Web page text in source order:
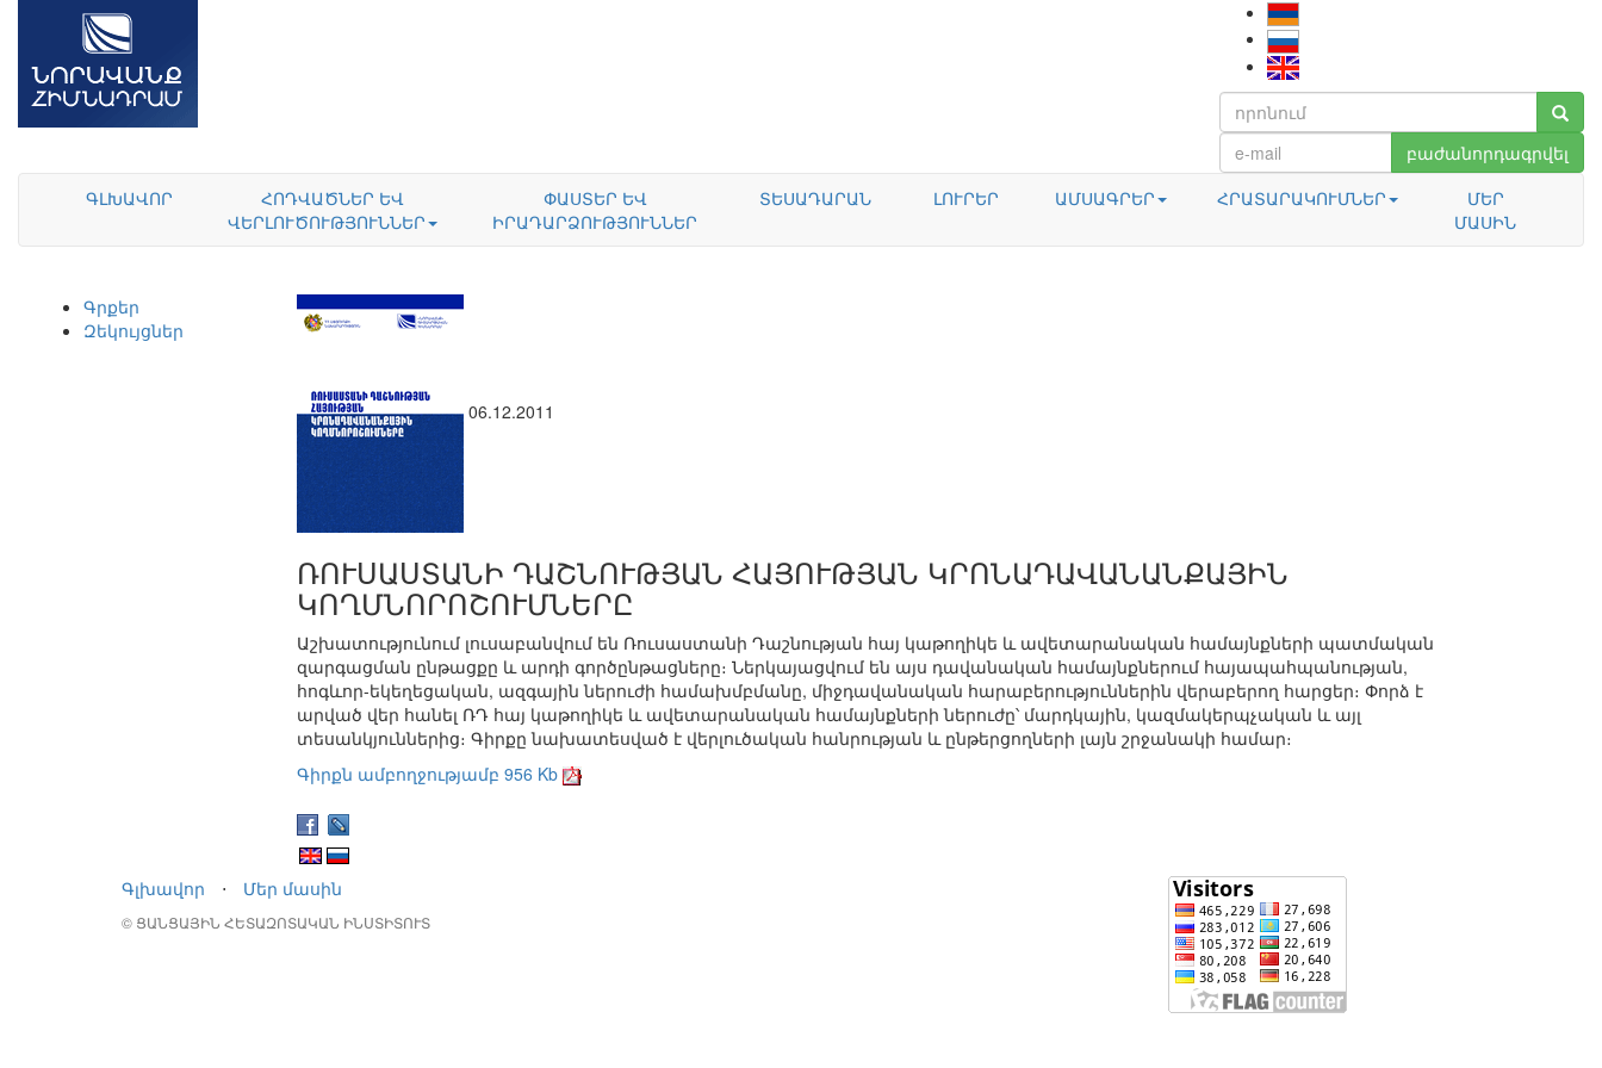
բաժանորդագրվել
ԳԼԽԱՎՈՐ
ՀՈԴՎԱԾՆԵՐ ԵՎ
ՎԵՐԼՈՒԾՈՒԹՅՈՒՆՆԵՐ
ՓԱՍՏԵՐ ԵՎ
ԻՐԱԴԱՐՁՈՒԹՅՈՒՆՆԵՐ
ՏԵՍԱԴԱՐԱՆ ԼՈՒՐԵՐ ԱՄՍԱԳՐԵՐ ՀՐԱՏԱՐԱԿՈՒՄՆԵՐ
ՄԵՐ
ՄԱՍԻՆ
Գրքեր
Զեկույցներ
06.12.2011
ՌՈՒՍԱՍՏԱՆԻ ԴԱՇՆՈՒԹՅԱՆ ՀԱՅՈՒԹՅԱՆ ԿՐՈՆԱԴԱՎԱՆԱՆՔԱՅԻՆ
ԿՈՂՄՆՈՐՈՇՈՒՄՆԵՐԸ
Աշխատությունում լուսաբանվում են Ռուսաստանի Դաշնության հայ կաթողիկե և ավետարանական համայնքների պատմական
զարգացման ընթացքը և արդի գործընթացները։ Ներկայացվում են այս դավանական համայնքներում հայապահպանության,
հոգևոր-եկեղեցական, ազգային ներուժի համախմբմանը, միջդավանական հարաբերություններին վերաբերող հարցեր։ Փորձ է
արված վեր հանել ՌԴ հայ կաթողիկե և ավետարանական համայնքների ներուժը՝ մարդկային, կազմակերպչական և այլ
տեսանկյուններից։ Գիրքը նախատեսված է վերլուծական հանրության և ընթերցողների լայն շրջանակի համար։
Գիրքն ամբողջությամբ 956 Kb
Գլխավոր ⋅ Մեր մասին
© ՑԱՆՑԱՅԻՆ ՀԵՏԱԶՈՏԱԿԱՆ ԻՆՍՏԻՏՈՒՏ